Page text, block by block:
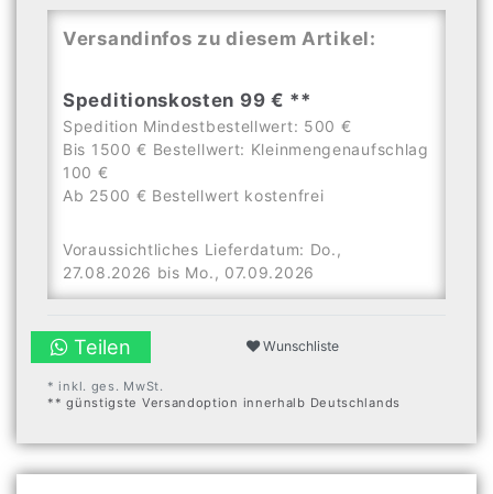
Versandinfos zu diesem Artikel:
Speditionskosten 99 € **
Spedition Mindestbestellwert: 500 €
Bis 1500 € Bestellwert: Kleinmengenaufschlag
100 €
Ab 2500 € Bestellwert kostenfrei
Voraussichtliches Lieferdatum: Do.,
27.08.2026 bis Mo., 07.09.2026
Teilen Wunschliste
* inkl. ges. MwSt.
** günstigste Versandoption innerhalb Deutschlands